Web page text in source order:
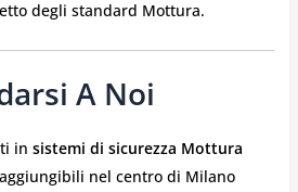
degli standard Mottura.
A Noi
in sistemi di sicurezza Mottura
nel centro di Milano